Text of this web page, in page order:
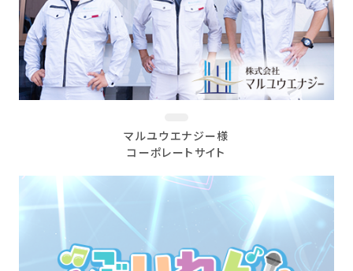
マルユウエナジー様
コーポレートサイト